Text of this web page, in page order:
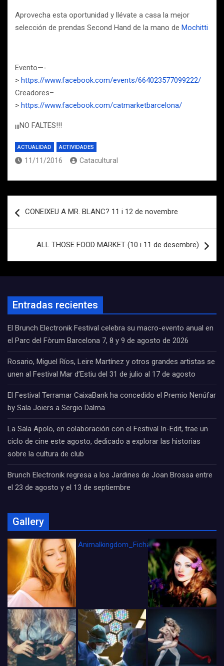
Aprovecha esta oportunidad y llévate a casa la mejor
selección de prendas Second Hand de la mano de Mochitti
Evento—-
> https://www.facebook.com/events/664023577099222/
Creadores–
> https://www.facebook.com/catmarketbarcelona/
¡¡¡NO FALTES!!!
ACTUALIDAD ACTIVIDADES
11/11/2016 Catacultural
de
CONEIXEU A MR. BLANC? 11 i 12 de novembre
ALL THOSE FOOD MARKET (10 i 11 de desembre)
Entradas recientes
El Brunch Electronik Festival celebra su macro-evento anual en
el Parc del Fòrum Barcelona 7, 8 y 9 de agosto de 2026
Rosario, Miguel Ríos, Leire Martínez y otros grandes artistas se
unen al Festival Mar d’Estiu del 31 de julio al 17 de agosto
El Festival Terramar CaixaBank ha concedido el Premio Nenúfar
by Sala Joiers a Sergio Dalma.
La Sala Apolo, en colaboración con el Festival In-Edit, trae un
ciclo de cine este agosto, dedicado a explorar las historias
sobre la cultura de club
Brunch Electronik regresa a los Jardines de Joan Brossa entre
el 23 de agosto y el 13 de septiembre
Gallery
Animalkingdom_FichaCine